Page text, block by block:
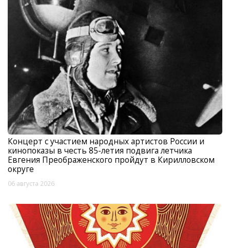
Концерт с участием народных артистов России и
кинопоказы в честь 85-летия подвига летчика
Евгения Преображенского пройдут в Кирилловском
округе
06 августа 2026